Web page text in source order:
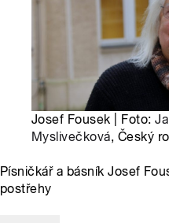
Josef Fousek | Foto:
Myslivečková, Český
Písničkář a básník Josef
postřehy